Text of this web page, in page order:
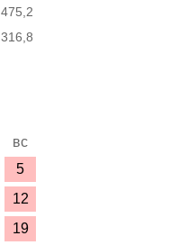
475,2
316,8
вс
5
12
19